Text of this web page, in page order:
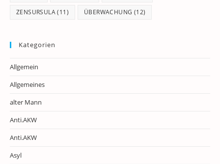
ZENSURSULA(11) ÜBERWACHUNG (12)
Kategorien
Allgemein
Allgemeines
alter Mann
Anti.AKW
Anti.AKW
Asyl